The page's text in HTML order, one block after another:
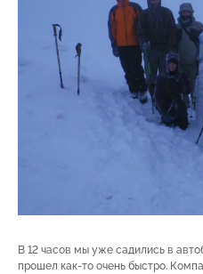
В 12 часов мы уже садились в
прошел как-то очень быстро.